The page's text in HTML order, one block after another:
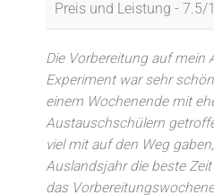
Preis und Leistung - 7.5/
Die Vorbereitung auf mein
Experiment war sehr
einem Wochenende mit
Austauschschülern
viel mit auf den Weg
Auslandsjahr die beste
das